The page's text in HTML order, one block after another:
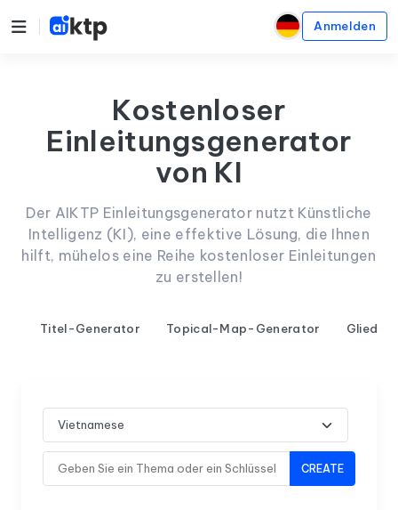
Anmelden
Kostenloser
Einleitungsgenerator
von KI
Der AIKTP Einleitungsgenerator nutzt Künstliche
Intelligenz (KI), eine effektive Lösung, die Ihnen
hilft, mühelos eine Reihe kostenloser Einleitungen
zu erstellen!
Titel-Generator Topical-Map-Generator
CREATE